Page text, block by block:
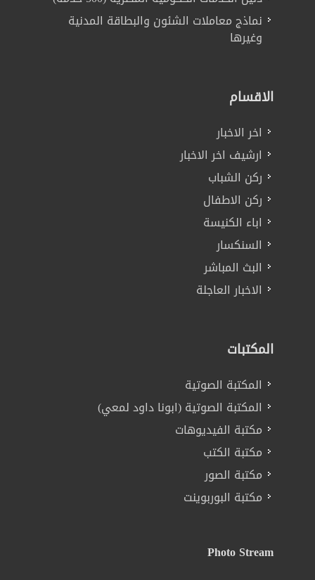
نماذج معاملات الشئون والبطاقة المدنية
وغيرها
الاقسام
اخر الاخبار
ارشيف اخر الاخبار
ركن الشباب
ركن الاطفال
اباء الكنيسة
السنكسار
البث المباشر
الاخبار العاجلة
المكتبات
المكتبة الصوتية
المكتبة الصوتية (ابونا داود لمعي)
مكتبة الفيديوهات
مكتبة الكتب
مكتبة الصور
مكتبة البوربوينت
Photo Stream